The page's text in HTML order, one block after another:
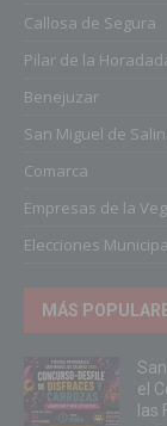
Callosa de Segura
Pilar de la
Benejuzar
San Miguel de
Comarca
Empresas de la
Elecciones
MÁS
el
las